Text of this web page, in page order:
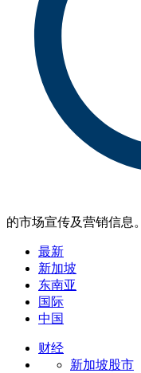
的市场宣传及营销信息。
最新
新加坡
东南亚
国际
中国
财经
新加坡股市